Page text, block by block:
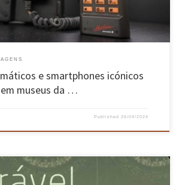
e smartphones icónicos
museus da …
Published 26/04/2024